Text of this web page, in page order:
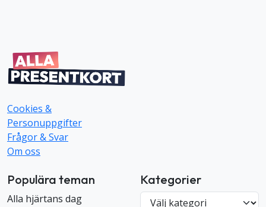
Cookies &
Personuppgifter
Frågor & Svar
Om oss
Populära teman
Alla hjärtans dag
Kategorier